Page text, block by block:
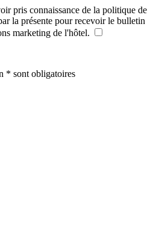
pris connaissance de la politique de
la présente pour recevoir le bulletin
marketing de l'hôtel.
* sont obligatoires